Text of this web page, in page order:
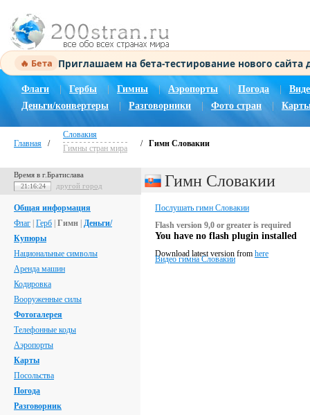
🔥 Бета Приглашаем на бета-тестирование нового
Флаги Гербы Гимны | Аэропорты Погода |
Деньги/конвертеры
Разговорники Фото стран
Главная /
Словакия
Гимны стран мира
/ Гимн Словакии
Время в г.Братислава
21:16:25 другой город
Общая информация
Флаг Герб Гимн Деньги/
Купюры
Национальные символы
Аренда машин
Кодировка
Вооруженные силы
Фотогалерея
Телефонные коды
Аэропорты
Карты
Посольства
Погода
Разговорник
Гимн Словакии
Послушать гимн Словакии
Flash version 9,0 or greater is required
You have no flash plugin installed
Download latest version from here
Видео гимна Словакии